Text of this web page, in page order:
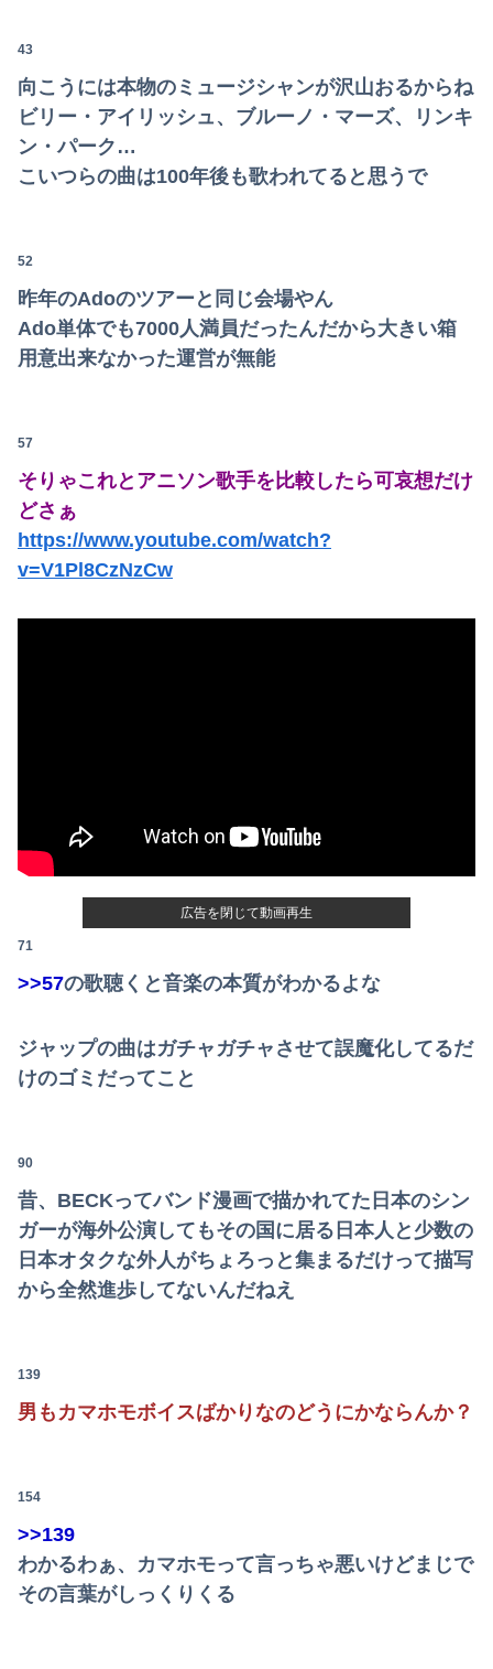
43
向こうには本物のミュージシャンが沢山おるからね
ビリー・アイリッシュ、ブルーノ・マーズ、リンキ
ン・パーク…
こいつらの曲は100年後も歌われてると思うで
52
昨年のAdoのツアーと同じ会場やん
Ado単体でも7000人満員だったんだから大きい箱
用意出来なかった運営が無能
57
そりゃこれとアニソン歌手を比較したら可哀想だけ
どさぁ
https://www.youtube.com/watch?
v=V1Pl8CzNzCw
71
>>57の歌聴くと音楽の本質がわかるよな
ジャップの曲はガチャガチャさせて誤魔化してるだ
けのゴミだってこと
90
昔、BECKってバンド漫画で描かれてた日本のシン
ガーが海外公演してもその国に居る日本人と少数の
日本オタクな外人がちょろっと集まるだけって描写
から全然進歩してないんだねえ
139
男もカマホモボイスばかりなのどうにかならんか？
154
>>139
わかるわぁ、カマホモって言っちゃ悪いけどまじで
その言葉がしっくりくる
広告を閉じて動画再生